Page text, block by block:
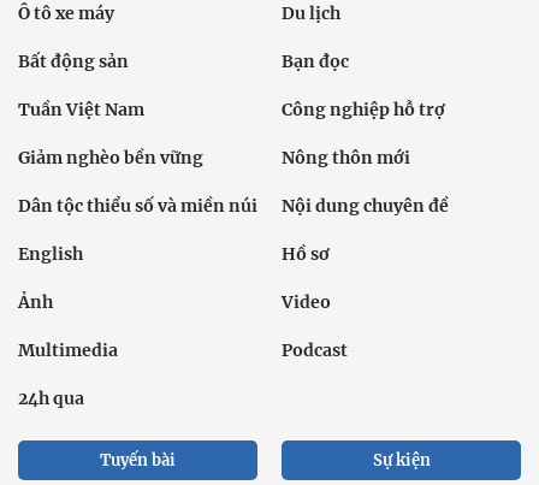
Ô tô xe máy Du lịch
Bất động sản Bạn đọc
Tuần Việt Nam Công nghiệp hỗ trợ
Giảm nghèo bền vững Nông thôn mới
Dân tộc thiểu số và miền núi Nội dung chuyên đề
English Hồ sơ
Ảnh Video
Multimedia Podcast
24h qua
Tuyến bài Sự kiện